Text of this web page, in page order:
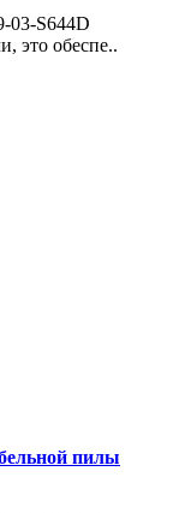
03-S644D
это обеспе..
пилы